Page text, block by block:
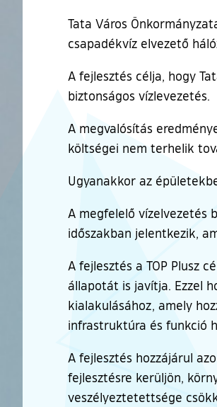
Tata Város
csapadékvíz elvezető
A fejlesztés célja, hogy
biztonságos vízlevezetés.
A megvalósítás
költségei nem terhelik
Ugyanakkor az
A megfelelő vízelvezetés
időszakban jelentkezik,
A fejlesztés a TOP Plusz
állapotát is javítja. Ezzel
kialakulásához, amely
infrastruktúra és funkció
A fejlesztés hozzájárul
fejlesztésre kerüljön,
veszélyeztetettsége